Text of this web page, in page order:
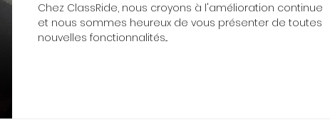
Chez ClassRide, nous croyons à l'amélioration continue
et nous sommes heureux de vous présenter de toutes
nouvelles fonctionnalités...